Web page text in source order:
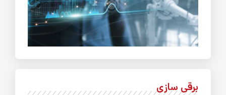
برقی سازی